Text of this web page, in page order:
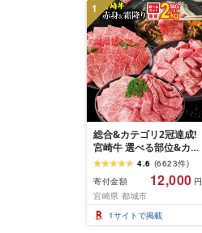
1
総合&カテゴリ2冠達成!
宮崎牛 選べる部位&カッ
ト (赤身&霜降り)or(赤身
のみ) 500g 1kg 2kg[発
送時期が選べる] 牛肉 焼
肉 すき焼き しゃぶしゃ
ぶ ステーキ ギフト お中
4.6 (6623件)
寄付金額
12,000 円
宮崎県 都城市
1サイトで掲載